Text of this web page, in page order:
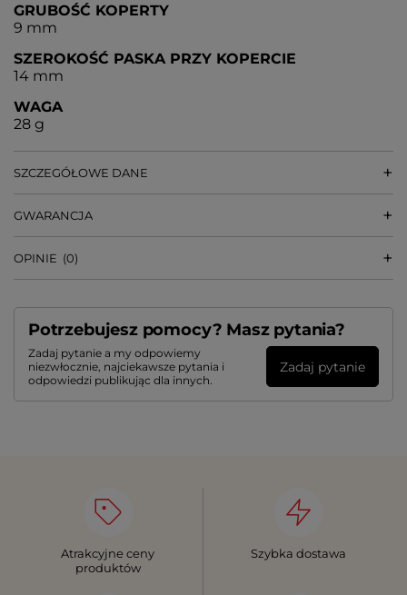
GRUBOŚĆ KOPERTY
9 mm
SZEROKOŚĆ PASKA PRZY KOPERCIE
14 mm
WAGA
28 g
SZCZEGÓŁOWE DANE
GWARANCJA
OPINIE (0)
Potrzebujesz pomocy? Masz pytania?
Zadaj pytanie a my odpowiemy
niezwłocznie, najciekawsze pytania i
odpowiedzi publikując dla innych.
Zadaj pytanie
Atrakcyjne ceny
produktów
Szybka dostawa